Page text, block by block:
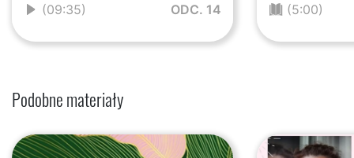
(09:35) ODC. 14 (5:00)
Podobne materiały